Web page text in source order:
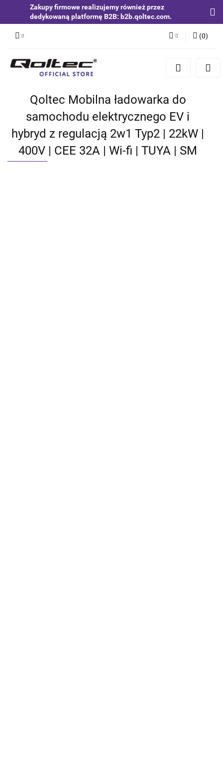
Zakupy firmowe realizujemy również przez
dedykowaną platformę B2B: b2b.qoltec.com.
Zaloguj się
Zgody cookies
(0)
Qoltec Mobilna ładowarka do
samochodu elektrycznego EV i
hybryd z regulacją 2w1 Typ2 | 22kW |
400V | CEE 32A | Wi-fi | TUYA | SM